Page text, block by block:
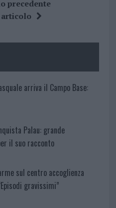
re
precedente
articolo
arriva il Campo Base:
Palau: grande
il suo racconto
sul centro accoglienza
gravissimi”